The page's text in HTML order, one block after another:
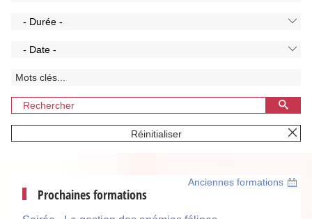
- Durée -
- Date -
Rechercher
Réinitialiser
Prochaines formations
Anciennes formations